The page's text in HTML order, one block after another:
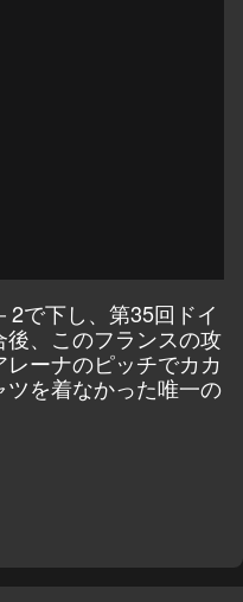
で下し、第35回ドイ
、このフランスの攻
ーナのピッチでカカ
ツを着なかった唯一の